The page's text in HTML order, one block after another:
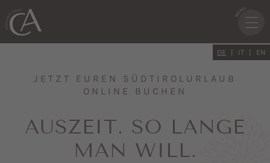
DE IT EN
JETZT EUREN SÜDTIROLURLAUB
ONLINE BUCHEN
AUSZEIT. SO LANGE
MAN WILL.